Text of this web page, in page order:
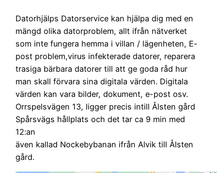
Datorhjälps Datorservice kan hjälpa dig med en
mängd olika datorproblem, allt ifrån nätverket
som inte fungera hemma i villan / lägenheten, E-
post problem,virus infekterade datorer, reparera
trasiga bärbara datorer till att ge goda råd hur
man skall förvara sina digitala värden. Digitala
värden kan vara bilder, dokument, e-post osv.
Orrspelsvägen 13, ligger precis intill Ålsten gård
Spårsvägs hållplats och det tar ca 9 min med
12:an
även kallad Nockebybanan ifrån Alvik till Ålsten
gård.